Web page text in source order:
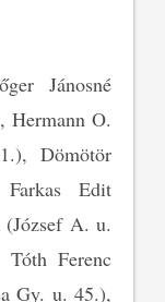
Jánosné
Hermann O.
Dömötör
Edit
A. u.
Ferenc
Gy. u. 45.),